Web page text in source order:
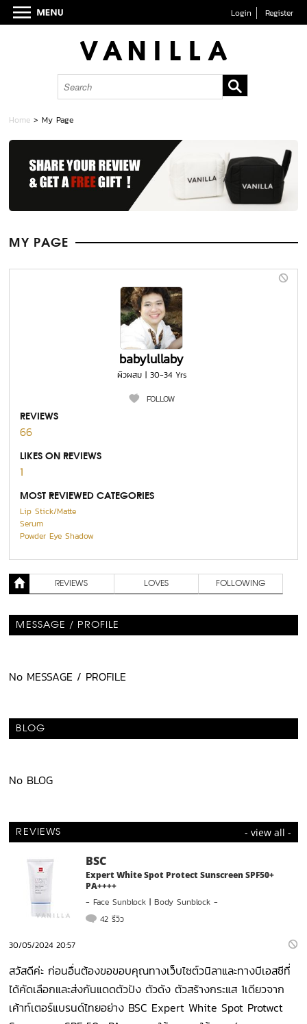
Login Register
Home > My Page
MY PAGE
babylullaby
ผิวผสม | 30-34 Yrs
FOLLOW
REVIEWS
66
LIKES ON REVIEWS
1
MOST REVIEWED CATEGORIES
Lip Stick/Matte
Serum
Powder Eye Shadow
REVIEWS LOVES FOLLOWING
MESSAGE / PROFILE
No MESSAGE / PROFILE
BLOG
No BLOG
REVIEWS - view all -
BSC
Expert White Spot Protect Sunscreen SPF50+
PA++++
-Face Sunblock |Body Sunblock -
42 รีวิว
30/05/2024 20:57
สวัสดีค่ะ ก่อนอื่นต้องขอขอบคุณทางเว็บไซต์วนิลาและทางบีเอสซีที่
ได้คัดเลือกและส่งกันแดดตัวปัง ตัวดัง ตัวสร้างกระแส 1เดียวจาก
เค้าท์เตอร์แบรนด์ไทยอย่าง BSC Expert White Spot Protwct